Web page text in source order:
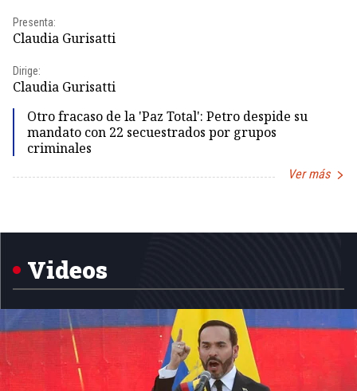
Presenta:
Claudia Gurisatti
Dirige:
Claudia Gurisatti
Otro fracaso de la 'Paz Total': Petro despide su
mandato con 22 secuestrados por grupos
criminales
Ver más
5
Videos